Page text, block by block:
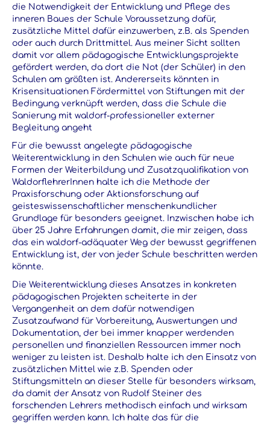
die Notwendigkeit der Entwicklung und Pflege des
inneren Baues der Schule Voraussetzung dafür,
zusätzliche Mittel dafür einzuwerben, z.B. als Spenden
oder auch durch Drittmittel. Aus meiner Sicht sollten
damit vor allem pädagogische Entwicklungsprojekte
gefördert werden, da dort die Not (der Schüler) in den
Schulen am größten ist. Andererseits könnten in
Krisensituationen Fördermittel von Stiftungen mit der
Bedingung verknüpft werden, dass die Schule die
Sanierung mit waldorf-professioneller externer
Begleitung angeht
Für die bewusst angelegte pädagogische
Weiterentwicklung in den Schulen wie auch für neue
Formen der Weiterbildung und Zusatzqualifikation von
WaldorflehrerInnen halte ich die Methode der
Praxisforschung oder Aktionsforschung auf
geisteswissenschaftlicher menschenkundlicher
Grundlage für besonders geeignet. Inzwischen habe ich
über 25 Jahre Erfahrungen damit, die mir zeigen, dass
das ein waldorf-adäquater Weg der bewusst gegriffenen
Entwicklung ist, der von jeder Schule beschritten werden
könnte.
Die Weiterentwicklung dieses Ansatzes in konkreten
pädagogischen Projekten scheiterte in der
Vergangenheit an dem dafür notwendigen
Zusatzaufwand für Vorbereitung, Auswertungen und
Dokumentation, der bei immer knapper werdenden
personellen und finanziellen Ressourcen immer noch
weniger zu leisten ist. Deshalb halte ich den Einsatz von
zusätzlichen Mittel wie z.B. Spenden oder
Stiftungsmitteln an dieser Stelle für besonders wirksam,
da damit der Ansatz von Rudolf Steiner des
forschenden Lehrers methodisch einfach und wirksam
gegriffen werden kann. Ich halte das für die